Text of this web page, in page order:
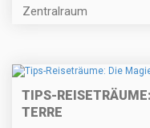
Zentralraum
TIPS-
TERRE